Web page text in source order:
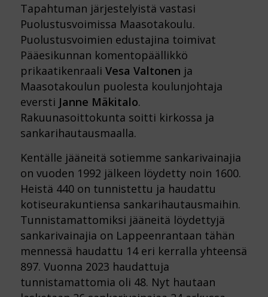
Tapahtuman järjestelyistä vastasi
Puolustusvoimissa Maasotakoulu.
Puolustusvoimien edustajina toimivat
Pääesikunnan komentopäällikkö
prikaatikenraali Vesa Valtonen ja
Maasotakoulun puolesta koulunjohtaja
eversti Janne Mäkitalo.
Rakuunasoittokunta soitti kirkossa ja
sankarihautausmaalla.
Kentälle jääneitä sotiemme sankarivainajia
on vuoden 1992 jälkeen löydetty noin 1600.
Heistä 440 on tunnistettu ja haudattu
kotiseurakuntiensa sankarihautausmaihin.
Tunnistamattomiksi jääneitä löydettyjä
sankarivainajia on Lappeenrantaan tähän
mennessä haudattu 14 eri kerralla yhteensä
897. Vuonna 2023 haudattuja
tunnistamattomia oli 48. Nyt hautaan